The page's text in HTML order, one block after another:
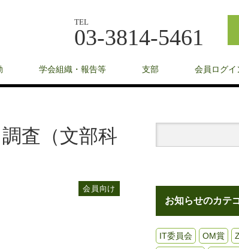
TEL
03-3814-5461
学会組織・報告等 支部 会員ログイ
査（文部科
会員向け
お知らせのカテ
IT委員会 OM賞